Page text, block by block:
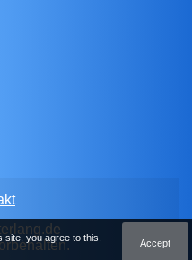
you agree to this.
Accept